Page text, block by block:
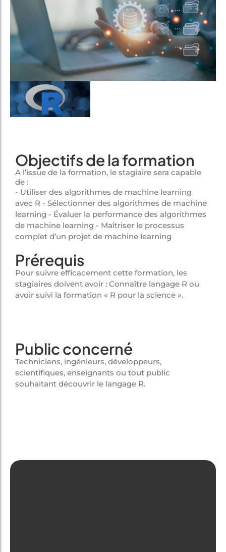
Objectifs de la formation
A l’issue de la formation, le stagiaire sera capable
de :
- Utiliser des algorithmes de machine learning
avec R - Sélectionner des algorithmes de machine
learning - Évaluer la performance des algorithmes
de machine learning - Maîtriser le processus
complet d’un projet de machine learning
Prérequis
Pour suivre efficacement cette formation, les
stagiaires doivent avoir : Connaître langage R ou
avoir suivi la formation « R pour la science ».
Public concerné
Techniciens, ingénieurs, développeurs,
scientifiques, enseignants ou tout public
souhaitant découvrir le langage R.